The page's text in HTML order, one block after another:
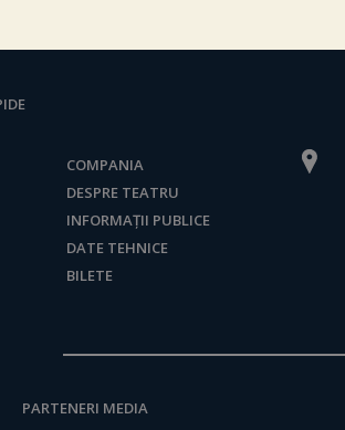
COMPANIA
DESPRE TEATRU
INFORMAȚII PUBLICE
DATE TEHNICE
BILETE
PARTENERI MEDIA